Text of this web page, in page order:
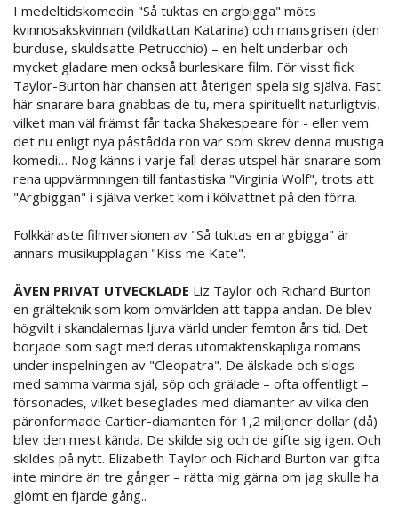
I medeltidskomedin "Så tuktas en argbigga" möts
kvinnosakskvinnan (vildkattan Katarina) och mansgrisen (den
burduse, skuldsatte Petrucchio) – en helt underbar och
mycket gladare men också burleskare film. För visst fick
Taylor-Burton här chansen att återigen spela sig själva. Fast
här snarare bara gnabbas de tu, mera spirituellt naturligtvis,
vilket man väl främst får tacka Shakespeare för - eller vem
det nu enligt nya påstådda rön var som skrev denna mustiga
komedi… Nog känns i varje fall deras utspel här snarare som
rena uppvärmningen till fantastiska "Virginia Wolf", trots att
"Argbiggan" i själva verket kom i kölvattnet på den förra.
Folkkäraste filmversionen av "Så tuktas en argbigga" är
annars musikupplagan "Kiss me Kate".
ÄVEN PRIVAT UTVECKLADE Liz Taylor och Richard Burton
en grälteknik som kom omvärlden att tappa andan. De blev
högvilt i skandalernas ljuva värld under femton års tid. Det
började som sagt med deras utomäktenskapliga romans
under inspelningen av "Cleopatra". De älskade och slogs
med samma varma själ, söp och grälade – ofta offentligt –
försonades, vilket beseglades med diamanter av vilka den
päronformade Cartier-diamanten för 1,2 miljoner dollar (då)
blev den mest kända. De skilde sig och de gifte sig igen. Och
skildes på nytt. Elizabeth Taylor och Richard Burton var gifta
inte mindre än tre gånger – rätta mig gärna om jag skulle ha
glömt en fjärde gång..